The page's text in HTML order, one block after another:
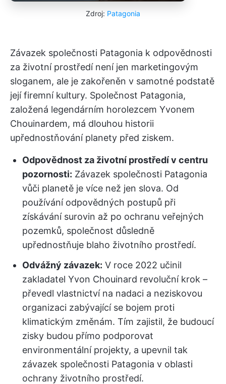
Zdroj: Patagonia
Závazek společnosti Patagonia k odpovědnosti
za životní prostředí není jen marketingovým
sloganem, ale je zakořeněn v samotné podstatě
její firemní kultury. Společnost Patagonia,
založená legendárním horolezcem Yvonem
Chouinardem, má dlouhou historii
upřednostňování planety před ziskem.
Odpovědnost za životní prostředí v centru
pozornosti: Závazek společnosti Patagonia
vůči planetě je více než jen slova. Od
používání odpovědných postupů při
získávání surovin až po ochranu veřejných
pozemků, společnost důsledně
upřednostňuje blaho životního prostředí.
Odvážný závazek: V roce 2022 učinil
zakladatel Yvon Chouinard revoluční krok –
převedl vlastnictví na nadaci a neziskovou
organizaci zabývající se bojem proti
klimatickým změnám. Tím zajistil, že budoucí
zisky budou přímo podporovat
environmentální projekty, a upevnil tak
závazek společnosti Patagonia v oblasti
ochrany životního prostředí.